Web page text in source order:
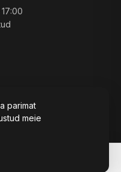
parimat
meie